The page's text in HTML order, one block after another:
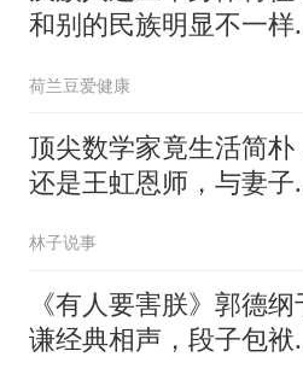
和别的民族明显不一样
荷兰豆爱健康
顶尖数学家竟生活简朴
还是王虹恩师，与妻子
林子说事
《有人要害朕》郭德纲
谦经典相声，段子包袱